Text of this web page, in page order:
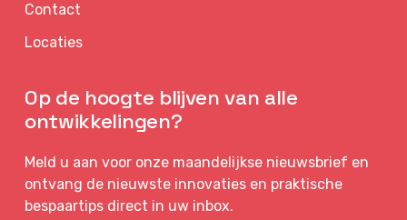
Contact
Locaties
Op de hoogte blijven van alle
ontwikkelingen?
Meld u aan voor onze maandelijkse nieuwsbrief en
ontvang de nieuwste innovaties en praktische
bespaartips direct in uw inbox.